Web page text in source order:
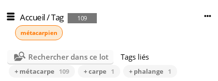
Accueil/Tag
109
métacarpien
Rechercher dans ce lot Tags liés
+ métacarpe 109 + carpe 1 + phalange 1